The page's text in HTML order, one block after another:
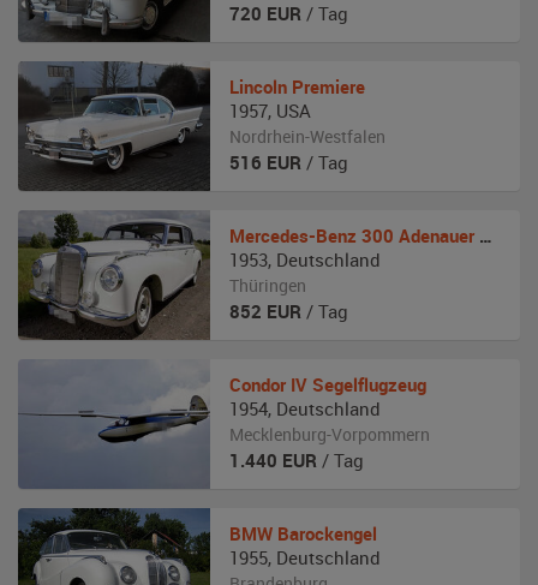
720 EUR / Tag
Lincoln Premiere
1957, USA
Nordrhein-Westfalen
516 EUR / Tag
Mercedes-Benz 300 Adenauer W 186
1953, Deutschland
Thüringen
852 EUR / Tag
Condor IV Segelflugzeug
1954, Deutschland
Mecklenburg-Vorpommern
1.440 EUR / Tag
BMW Barockengel
1955, Deutschland